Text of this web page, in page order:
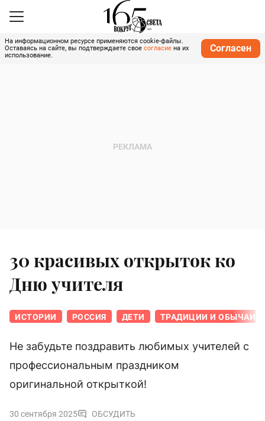
На информационном ресурсе применяются cookie-файлы.
Оставаясь на сайте, вы подтверждаете свое согласие на их
использование.
Согласен
30 красивых открыток ко
Дню учителя
ИСТОРИИ РОССИЯ ДЕТИ ТРАДИЦИИ И ОБЫЧАИ
Не забудьте поздравить любимых учителей с
профессиональным праздником
оригинальной открыткой!
30 сентября 2025 ОБСУДИТЬ